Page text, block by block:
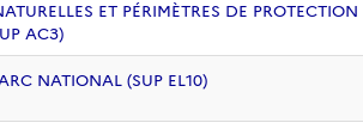
ET PÉRIMÈTRES DE
AC3)
NATIONAL (SUP EL10)